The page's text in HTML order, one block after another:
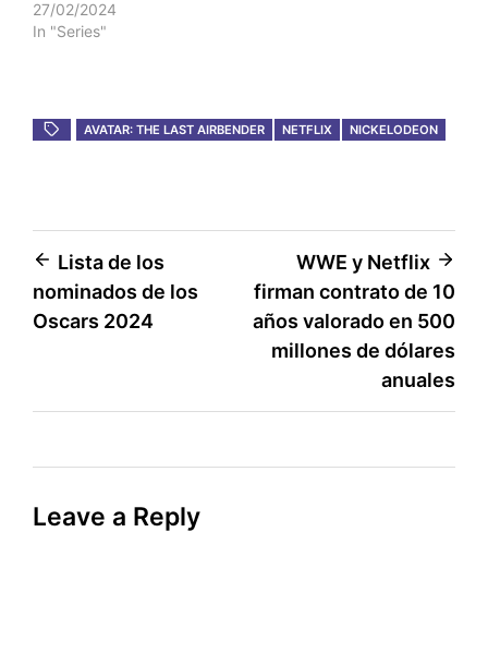
27/02/2024
In "Series"
AVATAR: THE LAST AIRBENDER NETFLIX NICKELODEON
Post
navigation
Lista de los
nominados de los
Oscars 2024
WWE y Netflix
firman contrato de 10
años valorado en 500
millones de dólares
anuales
Leave a Reply